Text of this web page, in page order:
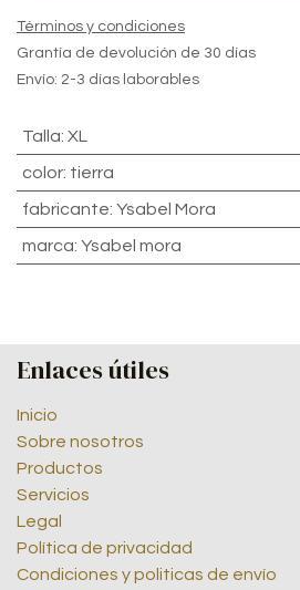
Términos y condiciones
Grantía de devolución de 30 días
Envío: 2-3 días laborables
Talla: XL
color: tierra
fabricante: Ysabel Mora
marca: Ysabel mora
Enlaces útiles
Inicio
Sobre nosotros
Productos
Servicios
Legal
Política de privacidad
Condiciones y politicas de envío